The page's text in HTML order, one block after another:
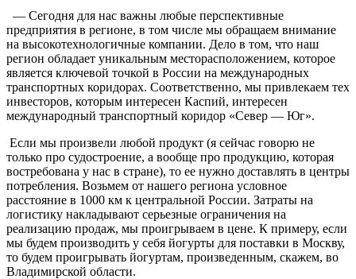
— Сегодня для нас важны любые перспективные
предприятия в регионе, в том числе мы обращаем внимание
на высокотехнологичные компании. Дело в том, что наш
регион обладает уникальным месторасположением, которое
является ключевой точкой в России на международных
транспортных коридорах. Соответственно, мы привлекаем тех
инвесторов, которым интересен Каспий, интересен
международный транспортный коридор «Север — Юг».
Если мы произвели любой продукт (я сейчас говорю не
только про судостроение, а вообще про продукцию, которая
востребована у нас в стране), то ее нужно доставлять в центры
потребления. Возьмем от нашего региона условное
расстояние в 1000 км к центральной России. Затраты на
логистику накладывают серьезные ограничения на
реализацию продаж, мы проигрываем в цене. К примеру, если
мы будем производить у себя йогурты для поставки в Москву,
то будем проигрывать йогуртам, произведенным, скажем, во
Владимирской области.